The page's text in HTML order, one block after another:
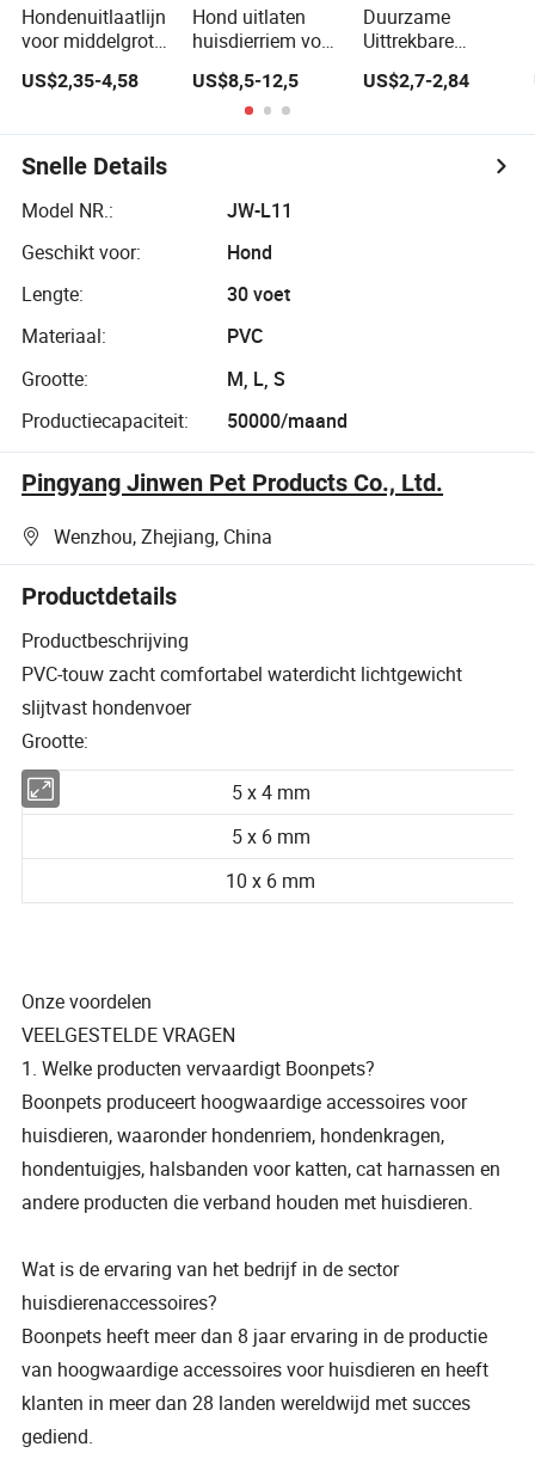
Hondenuitlaatlijn
voor middelgrote
zware retractable
huisdierproducten
US$2,35-4,58
Hond uitlaten
huisdierriem voor
honden zware
kwaliteit
oprolbare
US$8,5-12,5
Duurzame
Uittrekbare
voor Ultiem
Controle
US$2,7-2,84
Snelle Details
Model NR.:
JW-L11
Geschikt voor:
Hond
Lengte:
30 voet
Materiaal:
PVC
Grootte:
M, L, S
Productiecapaciteit:
50000/maand
Pingyang Jinwen Pet Products Co., Ltd.
Wenzhou, Zhejiang, China
Productdetails
Productbeschrijving
PVC-touw zacht comfortabel waterdicht lichtgewicht
slijtvast hondenvoer
Grootte:
5 x 4 mm
5 x 6 mm
10 x 6 mm
Onze voordelen
VEELGESTELDE VRAGEN
1. Welke producten vervaardigt Boonpets?
Boonpets produceert hoogwaardige accessoires voor
huisdieren, waaronder hondenriem, hondenkragen,
hondentuigjes, halsbanden voor katten, cat harnassen en
andere producten die verband houden met huisdieren.
Wat is de ervaring van het bedrijf in de sector
huisdierenaccessoires?
Boonpets heeft meer dan 8 jaar ervaring in de productie
van hoogwaardige accessoires voor huisdieren en heeft
klanten in meer dan 28 landen wereldwijd met succes
gediend.